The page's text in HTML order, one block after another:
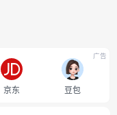
京东 豆包
广告